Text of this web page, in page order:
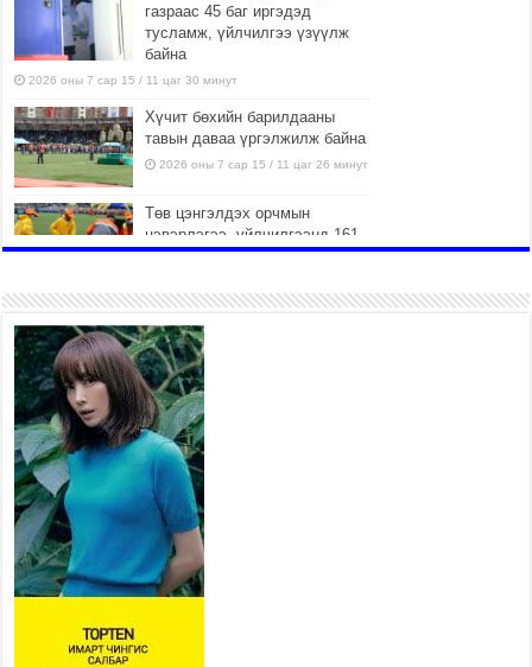
газраас 45 баг иргэдэд
тусламж, үйлчилгээ үзүүлж
байна
2026 оны 7 сар 15 / 11 цаг 30 минут
Хүчит бөхийн барилдааны
тавын даваа үргэлжилж байна
2026 оны 7 сар 15 / 11 цаг 26 минут
Төв цэнгэлдэх орчмын
цэвэрлэгээ, үйлчилгээнд 161
ажилтан, 27 техниктэй
2026 оны 7 сар 15 / 11 цаг 22 минут
Наадмын амралтын өдрүүдэд
нийслэлийн эрүүл мэндийн
байгууллагууд дараах
хуваарийн дагуу ажиллана
2026 оны 7 сар 15 / 11 цаг 18 минут
Үндэсний их баяр наадам эхэллээ
2026 оны 7 сар 15 / 11 цаг 14 минут
Үер усны аюулаас сэргийлж, нийслэлийн Онцгой
байдлын газрын 162 алба хаагч үүрэг гүйцэтгэж
байна
2026 оны 7 сар 15 / 11 цаг 07 минут
Үндэсний их сурын харваанд 850 харваач цэц
мэргэнээ сорьж байна